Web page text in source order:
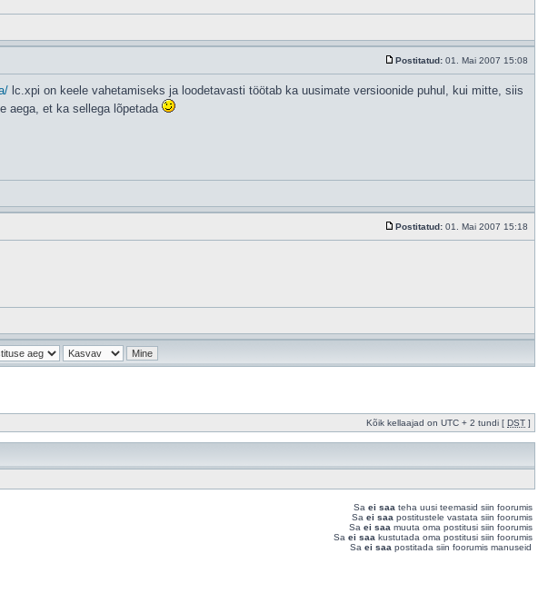
Postitatud: 01. Mai 2007 15:08
lc.xpi on keele vahetamiseks ja loodetavasti töötab ka uusimate versioonide puhul, kui mitte, siis
aega, et ka sellega lõpetada
Postitatud: 01. Mai 2007 15:18
Kõik kellaajad on UTC + 2 tundi [ DST ]
Sa ei saa teha uusi teemasid siin foorumis
Sa ei saa postitustele vastata siin foorumis
Sa ei saa muuta oma postitusi siin foorumis
Sa ei saa kustutada oma postitusi siin foorumis
Sa ei saa postitada siin foorumis manuseid